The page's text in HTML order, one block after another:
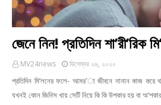
জেনে নিন! প্রতিদিন শা’রী’রিক
MV24news ডিসেম্বর ২৬, ২০২০
প্রতিদিন মি’লনের ফলে- আমর’া জীবনে নানান কাজ করে
যখনই কোন জিনিস খায় সেটি নিয়ে কি কি উপকার হয় বা